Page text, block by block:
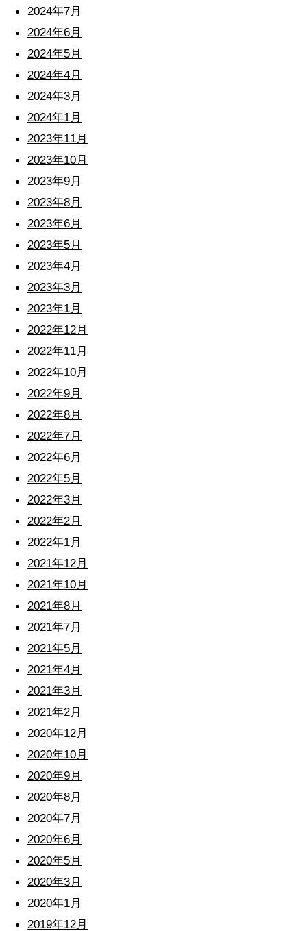
2024年7月
2024年6月
2024年5月
2024年4月
2024年3月
2024年1月
2023年11月
2023年10月
2023年9月
2023年8月
2023年6月
2023年5月
2023年4月
2023年3月
2023年1月
2022年12月
2022年11月
2022年10月
2022年9月
2022年8月
2022年7月
2022年6月
2022年5月
2022年3月
2022年2月
2022年1月
2021年12月
2021年10月
2021年8月
2021年7月
2021年5月
2021年4月
2021年3月
2021年2月
2020年12月
2020年10月
2020年9月
2020年8月
2020年7月
2020年6月
2020年5月
2020年3月
2020年1月
2019年12月